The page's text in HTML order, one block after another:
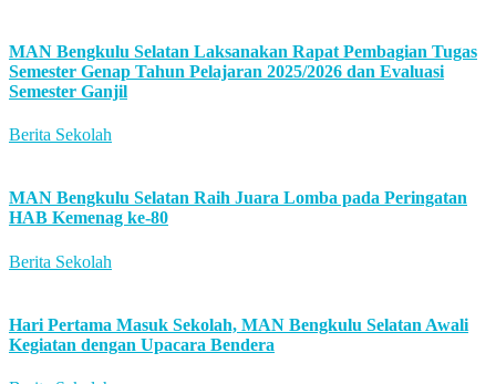
MAN Bengkulu Selatan Laksanakan Rapat Pembagian Tugas
Semester Genap Tahun Pelajaran 2025/2026 dan Evaluasi
Semester Ganjil
Berita Sekolah
MAN Bengkulu Selatan Raih Juara Lomba pada Peringatan
HAB Kemenag ke-80
Berita Sekolah
Hari Pertama Masuk Sekolah, MAN Bengkulu Selatan Awali
Kegiatan dengan Upacara Bendera